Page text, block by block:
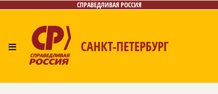
СПРАВЕДЛИВАЯ РОССИЯ
≡ САНКТ-ПЕТЕРБУРГ